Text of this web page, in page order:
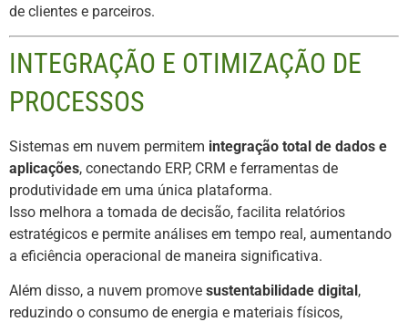
de clientes e parceiros.
INTEGRAÇÃO E OTIMIZAÇÃO DE
PROCESSOS
Sistemas em nuvem permitem integração total de dados e
aplicações, conectando ERP, CRM e ferramentas de
produtividade em uma única plataforma.
Isso melhora a tomada de decisão, facilita relatórios
estratégicos e permite análises em tempo real, aumentando
a eficiência operacional de maneira significativa.
Além disso, a nuvem promove sustentabilidade digital ,
reduzindo o consumo de energia e materiais físicos,